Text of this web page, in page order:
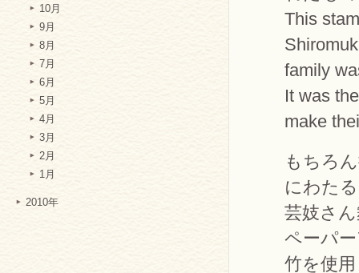
10月
9月
8月
7月
6月
5月
4月
3月
2月
1月
2010年
This
family
It was
make
もちろ
にわた
芸妓さ
ペーパ
竹を使